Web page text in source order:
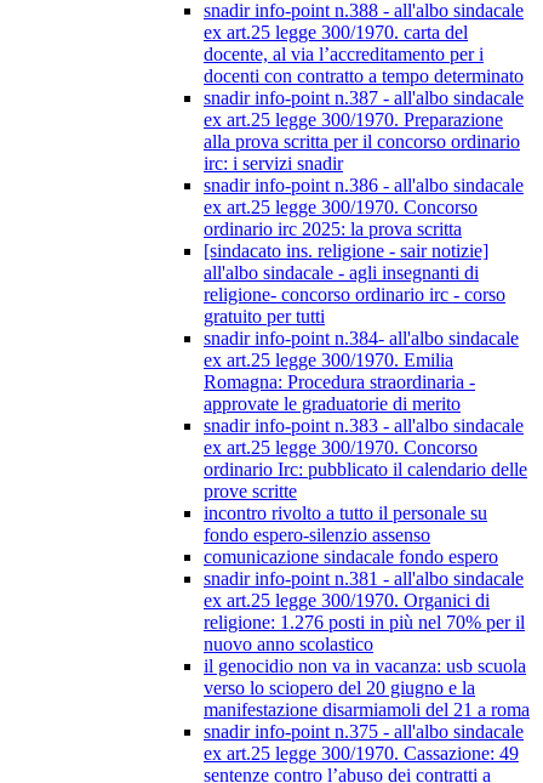
snadir info-point n.388 - all'albo sindacale
ex art.25 legge 300/1970. carta del
docente, al via l’accreditamento per i
docenti con contratto a tempo determinato
snadir info-point n.387 - all'albo sindacale
ex art.25 legge 300/1970. Preparazione
alla prova scritta per il concorso ordinario
irc: i servizi snadir
snadir info-point n.386 - all'albo sindacale
ex art.25 legge 300/1970. Concorso
ordinario irc 2025: la prova scritta
[sindacato ins. religione - sair notizie]
all'albo sindacale - agli insegnanti di
religione- concorso ordinario irc - corso
gratuito per tutti
snadir info-point n.384- all'albo sindacale
ex art.25 legge 300/1970. Emilia
Romagna: Procedura straordinaria -
approvate le graduatorie di merito
snadir info-point n.383 - all'albo sindacale
ex art.25 legge 300/1970. Concorso
ordinario Irc: pubblicato il calendario delle
prove scritte
incontro rivolto a tutto il personale su
fondo espero-silenzio assenso
comunicazione sindacale fondo espero
snadir info-point n.381 - all'albo sindacale
ex art.25 legge 300/1970. Organici di
religione: 1.276 posti in più nel 70% per il
nuovo anno scolastico
il genocidio non va in vacanza: usb scuola
verso lo sciopero del 20 giugno e la
manifestazione disarmiamoli del 21 a roma
snadir info-point n.375 - all'albo sindacale
ex art.25 legge 300/1970. Cassazione: 49
sentenze contro l’abuso dei contratti a